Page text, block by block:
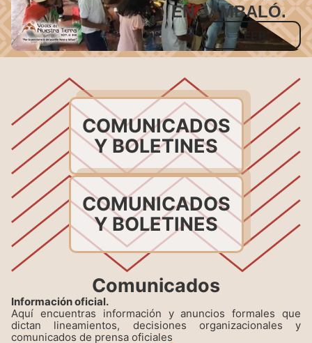
EN JAMBALÓ.
LEER
COMUNICADOS
Y BOLETINES
COMUNICADOS
Y BOLETINES
Comunicados
Información oficial.
Aquí encuentras información y anuncios formales que
dictan lineamientos, decisiones organizacionales y
comunicados de prensa oficiales